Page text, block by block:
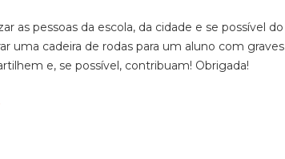
as pessoas da escola, da cidade e se possível do
uma cadeira de rodas para um aluno com graves
e, se possível, contribuam! Obrigada!